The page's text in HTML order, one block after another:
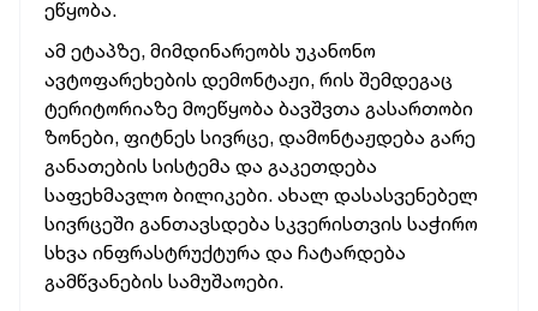
ეწყობა.
ამ ეტაპზე, მიმდინარეობს უკანონო
ავტოფარეხების დემონტაჟი, რის შემდეგაც
ტერიტორიაზე მოეწყობა ბავშვთა გასართობი
ზონები, ფიტნეს სივრცე, დამონტაჟდება გარე
განათების სისტემა და გაკეთდება
საფეხმავლო ბილიკები. ახალ დასასვენებელ
სივრცეში განთავსდება სკვერისთვის საჭირო
სხვა ინფრასტრუქტურა და ჩატარდება
გამწვანების სამუშაოები.